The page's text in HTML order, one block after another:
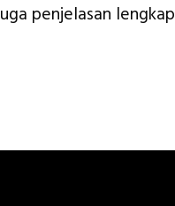
penjelasan lengkap